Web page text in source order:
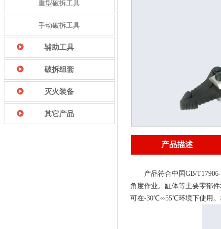
重型破拆工具
手动破拆工具
辅助工具
破拆组套
灭火装备
其它产品
产品描述
产品符合中国GB/
角度作业。缸体等主要零部
可在-30℃∽55℃环境下使用。